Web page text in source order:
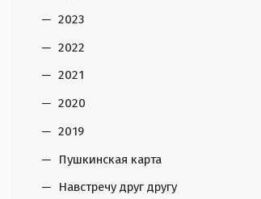
2023
2022
2021
2020
2019
Пушкинская карта
Навстречу друг другу